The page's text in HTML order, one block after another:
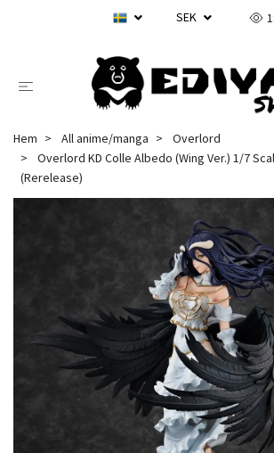
SEK
Hem All anime/manga
Overlord
Overlord KD Colle Albedo (Wing Ver.) 1/7
(Rerelease)